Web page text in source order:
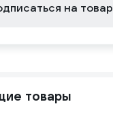
на товар
товары